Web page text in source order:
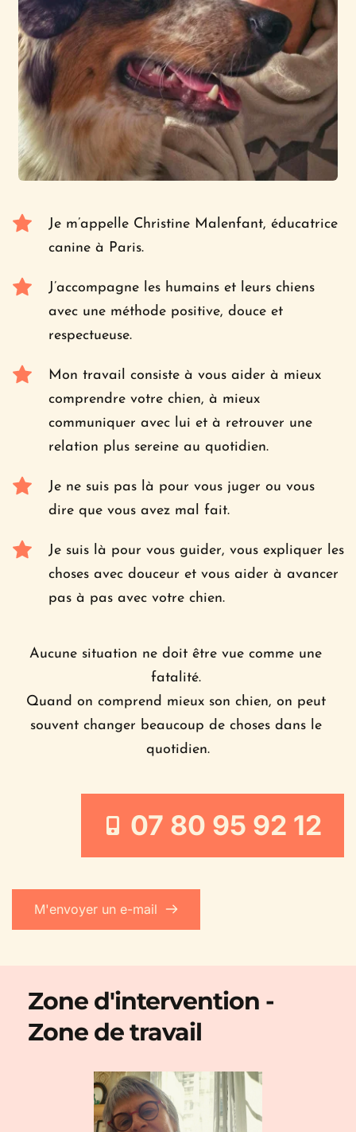
Je m’appelle Christine Malenfant, éducatrice
canine à Paris.
J’accompagne les humains et leurs chiens
avec une méthode positive, douce et
respectueuse.
Mon travail consiste à vous aider à mieux
comprendre votre chien, à mieux
communiquer avec lui et à retrouver une
relation plus sereine au quotidien.
Je ne suis pas là pour vous juger ou vous
dire que vous avez mal fait.
Je suis là pour vous guider, vous expliquer les
choses avec douceur et vous aider à avancer
pas à pas avec votre chien.
Aucune situation ne doit être vue comme une
fatalité.
Quand on comprend mieux son chien, on peut
souvent changer beaucoup de choses dans le
quotidien.
07 80 95 92 12
M'envoyer un e-mail
Zone d'intervention -
Zone de travail